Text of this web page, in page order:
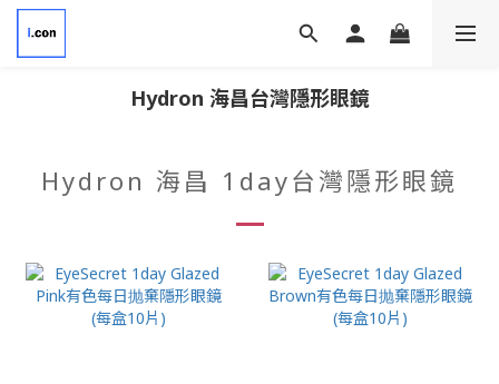
Hydron 海昌台灣隱形眼鏡
Hydron 海昌 1day台灣隱形眼鏡